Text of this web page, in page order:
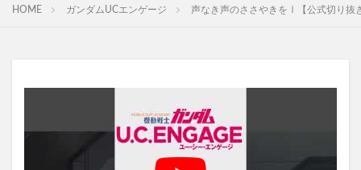
HOME ガンダムUCエンゲージ 声なき声のささやきをⅠ【公式切り抜